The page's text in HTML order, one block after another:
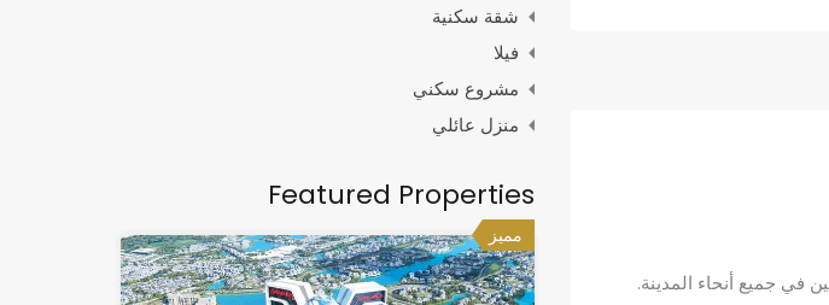
في جميع أنحاء المدينة.
شقة سكنية
فيلا
مشروع سكني
منزل عائلي
Featured Properties
مميز